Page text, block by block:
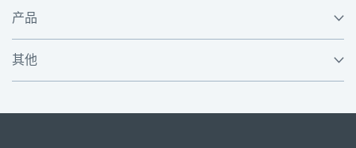
产品
其他